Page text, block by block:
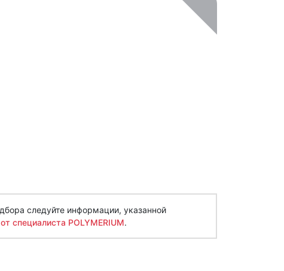
следуйте информации, указанной
специалиста POLYMERIUM.